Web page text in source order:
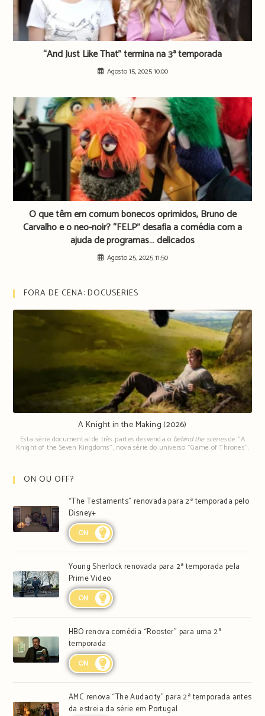
“And Just Like That” termina na 3ª temporada
Agosto 15, 2025 10:00
O que têm em comum bonecos oprimidos, Bruno de
Carvalho e o neo-noir? “FELP” desafia a comédia com a
ajuda de programas… delicados
Agosto 25, 2025 11:50
FORA DE CENA: DOCUSERIES
A Knight in the Making (2026)
Esta série documental de três partes desvenda o behind the scenesde "A
Knight of the Seven Kingdoms", nova série do universo "Game of Thrones".
ON OU OFF?
“The Testaments” renovada para 2ª temporada pelo
Disney+
ON
Young Sherlock renovada para 2ª temporada pela
Prime Video
ON
HBO renova comédia “Rooster” para uma 2ª
temporada
ON
AMC renova “The Audacity” para 2ª temporada antes
da estreia da série em Portugal